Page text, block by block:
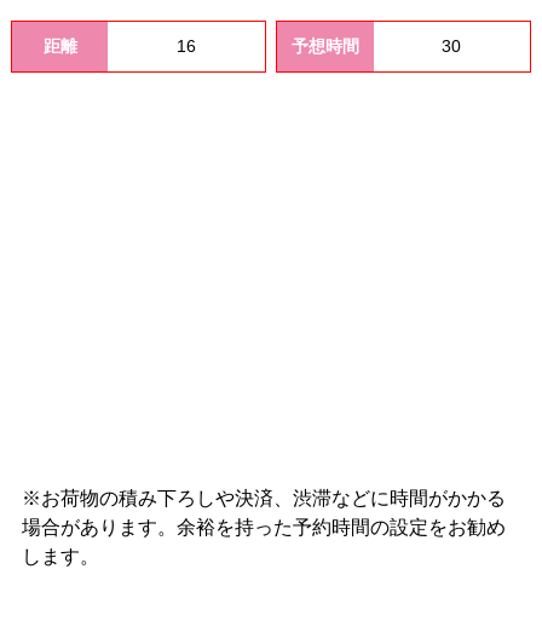
ョン料
距離 16 予想時間 30
※お荷物の積み下ろしや決済、渋滞などに時間がかかる
場合があります。余裕を持った予約時間の設定をお勧め
します。